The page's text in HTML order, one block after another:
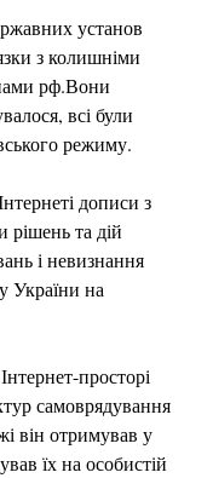
установ
з колишніми
рф.Вони
всі були
режиму.
дописи з
та дій
і невизнання
України на
просторі
самоврядування
він отримував у
їх на особистій